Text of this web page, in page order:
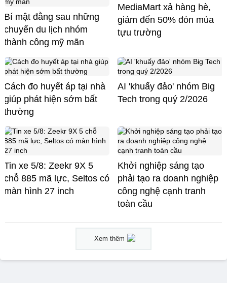
Bí mật đằng sau những
chuyến du lịch nhóm
thành công mỹ mãn
MediaMart xả hàng hè,
giảm đến 50% đón mùa
tựu trường
Cách đo huyết áp tại nhà
giúp phát hiện sớm bất
thường
AI 'khuấy đảo' nhóm Big
Tech trong quý 2/2026
Tin xe 5/8: Zeekr 9X 5
chỗ 885 mã lực, Seltos có
màn hình 27 inch
Khởi nghiệp sáng tạo
phải tạo ra doanh nghiệp
công nghệ cạnh tranh
toàn cầu
Xem thêm